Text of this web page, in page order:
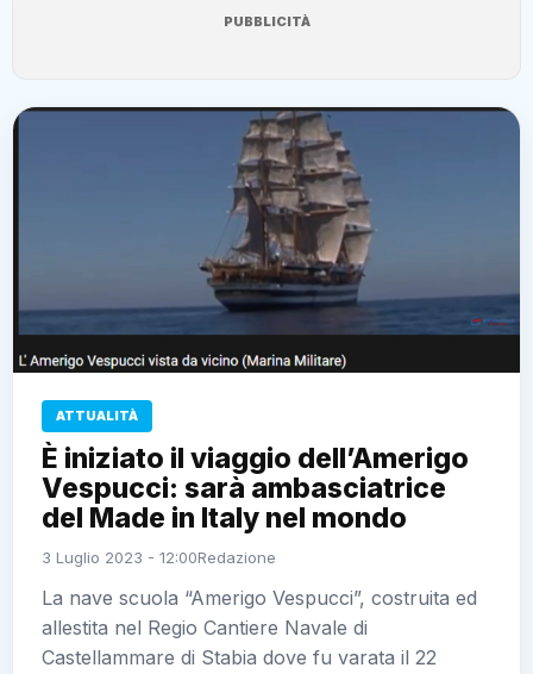
PUBBLICITÀ
ATTUALITÀ
È iniziato il viaggio dell’Amerigo
Vespucci: sarà ambasciatrice
del Made in Italy nel mondo
3 Luglio 2023 - 12:00Redazione
La nave scuola “Amerigo Vespucci”, costruita ed
allestita nel Regio Cantiere Navale di
Castellammare di Stabia dove fu varata il 22